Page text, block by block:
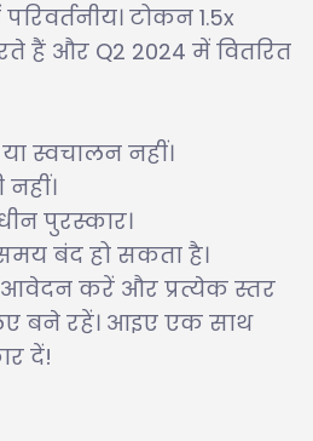
टोकन 1.5x
हैं और Q2 2024 में वितरित
स्वचालन नहीं।
पुरस्कार।
बंद हो सकता है।
करें और प्रत्येक स्तर
बने रहें। आइए एक साथ
दें!